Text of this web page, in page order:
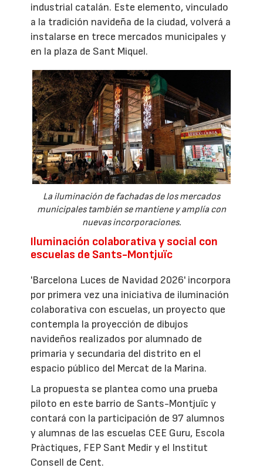
industrial catalán. Este elemento, vinculado
a la tradición navideña de la ciudad, volverá a
instalarse en trece mercados municipales y
en la plaza de Sant Miquel.
La iluminación de fachadas de los mercados
municipales también se mantiene y amplía con
nuevas incorporaciones.
Iluminación colaborativa y social con
escuelas de Sants-Montjuïc
'Barcelona Luces de Navidad 2026' incorpora
por primera vez una iniciativa de iluminación
colaborativa con escuelas, un proyecto que
contempla la proyección de dibujos
navideños realizados por alumnado de
primaria y secundaria del distrito en el
espacio público del Mercat de la Marina.
La propuesta se plantea como una prueba
piloto en este barrio de Sants-Montjuïc y
contará con la participación de 97 alumnos
y alumnas de las escuelas CEE Guru, Escola
Pràctiques, FEP Sant Medir y el Institut
Consell de Cent.